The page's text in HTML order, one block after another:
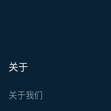
关于
关于我们